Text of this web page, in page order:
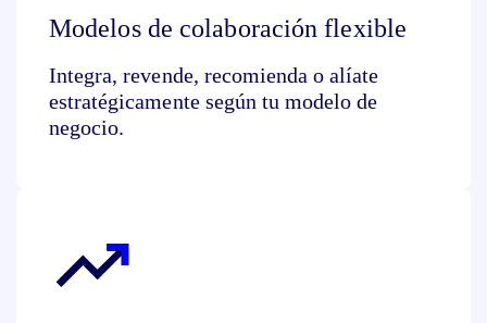
Modelos de colaboración flexible
Integra, revende, recomienda o alíate
estratégicamente según tu modelo de
negocio.